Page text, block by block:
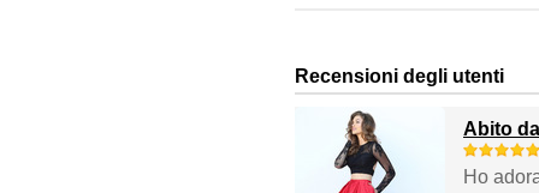
Recensioni degli utenti
Abito
Ho